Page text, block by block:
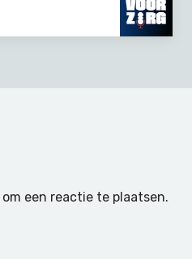
om een reactie te plaatsen.